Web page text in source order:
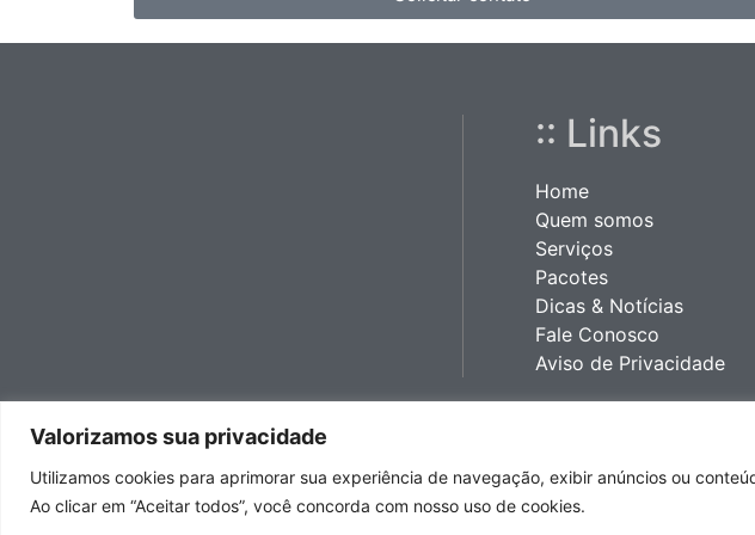
Valorizamos sua privacidade
Utilizamos cookies para aprimorar sua experiência de navegação, exibir anúncios ou
Ao clicar em “Aceitar todos”, você concorda com nosso uso de cookies.
:: Links
Home
Quem somos
Serviços
Pacotes
Dicas & Notícias
Fale Conosco
Aviso de Privacidade
Copyright ©2024 - Feito por Tacomá